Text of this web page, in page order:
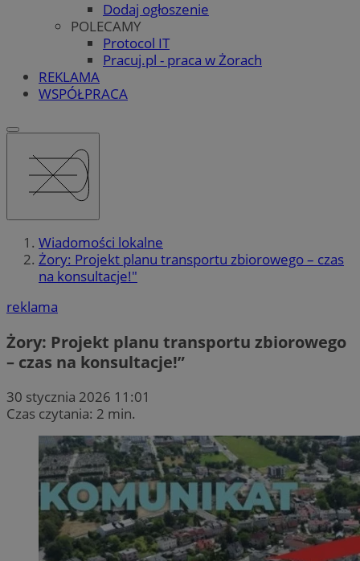
Dodaj ogłoszenie
POLECAMY
Protocol IT
Pracuj.pl - praca w Żorach
REKLAMA
WSPÓŁPRACA
Wiadomości lokalne
Żory: Projekt planu transportu zbiorowego – czas
na konsultacje!"
reklama
Żory: Projekt planu transportu zbiorowego
– czas na konsultacje!”
30 stycznia 2026 11:01
Czas czytania: 2 min.